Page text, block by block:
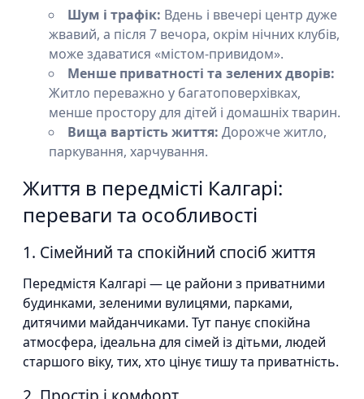
Шум і трафік: Вдень і ввечері центр дуже
жвавий, а після 7 вечора, окрім нічних клубів,
може здаватися «містом-привидом».
Менше приватності та зелених дворів:
Житло переважно у багатоповерхівках,
менше простору для дітей і домашніх тварин.
Вища вартість життя: Дорожче житло,
паркування, харчування.
Життя в передмісті Калгарі:
переваги та особливості
1. Сімейний та спокійний спосіб життя
Передмістя Калгарі — це райони з приватними
будинками, зеленими вулицями, парками,
дитячими майданчиками. Тут панує спокійна
атмосфера, ідеальна для сімей із дітьми, людей
старшого віку, тих, хто цінує тишу та приватність.